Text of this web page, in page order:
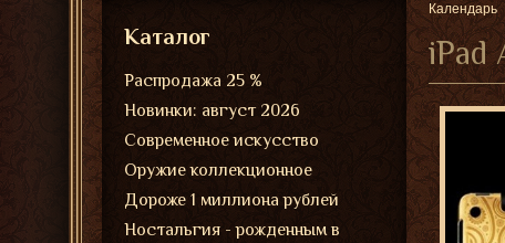
Календарь
iPad
Каталог
Распродажа 25 %
Новинки: август 2026
Современное искусство
Оружие коллекционное
Дороже 1 миллиона рублей
Ностальгия - рожденным в